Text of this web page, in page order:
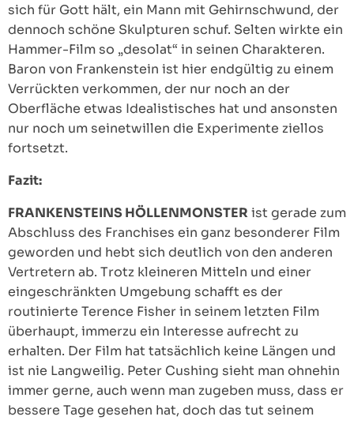
sich für Gott hält, ein Mann mit Gehirnschwund, der
dennoch schöne Skulpturen schuf. Selten wirkte ein
Hammer-Film so „desolat“ in seinen Charakteren.
Baron von Frankenstein ist hier endgültig zu einem
Verrückten verkommen, der nur noch an der
Oberfläche etwas Idealistisches hat und ansonsten
nur noch um seinetwillen die Experimente ziellos
fortsetzt.
Fazit:
FRANKENSTEINS HÖLLENMONSTERist gerade zum
Abschluss des Franchises ein ganz besonderer Film
geworden und hebt sich deutlich von den anderen
Vertretern ab. Trotz kleineren Mitteln und einer
eingeschränkten Umgebung schafft es der
routinierte Terence Fisher in seinem letzten Film
überhaupt, immerzu ein Interesse aufrecht zu
erhalten. Der Film hat tatsächlich keine Längen und
ist nie Langweilig. Peter Cushing sieht man ohnehin
immer gerne, auch wenn man zugeben muss, dass er
bessere Tage gesehen hat, doch das tut seinem